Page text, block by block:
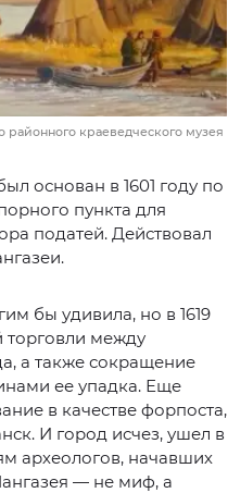
краеведческого музея
основан в 1601 году по
пункта для
податей. Действовал
бы удивила, но в 1619
торговли между
а также сокращение
ее упадка. Еще
в качестве форпоста,
И город исчез, ушел в
археологов, начавших
— не миф, а